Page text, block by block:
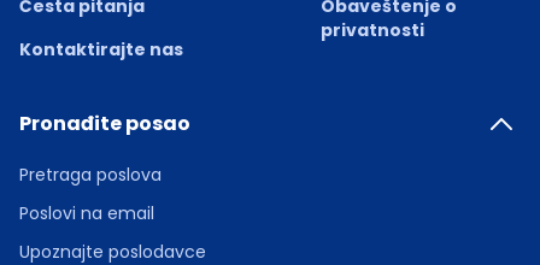
Česta pitanja
Kontaktirajte nas
Obaveštenje o
privatnosti
Pronađite posao
Pretraga poslova
Poslovi na email
Upoznajte poslodavce